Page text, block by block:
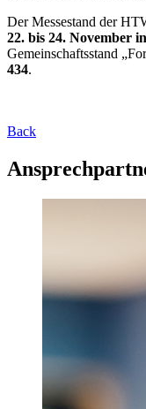
Der Messestand der
22. bis 24. November
Gemeinschaftsstand
434.
Back